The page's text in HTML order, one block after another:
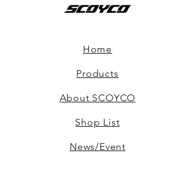
Home
Products
About SCOYCO
Shop List
News/Event